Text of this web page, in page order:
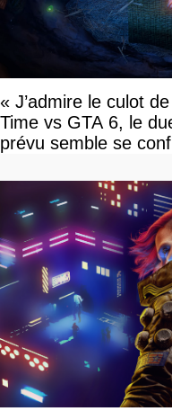
« J’admire le culot
Time vs GTA 6, le
prévu semble se